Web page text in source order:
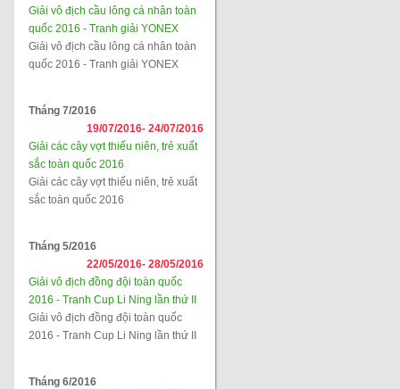
Giải vô địch cầu lông cá nhân toàn
quốc 2016 - Tranh giải YONEX
Giải vô địch cầu lông cá nhân toàn
quốc 2016 - Tranh giải YONEX
Tháng 7/2016
19/07/2016- 24/07/2016
Giải các cây vợt thiếu niên, trẻ xuất
sắc toàn quốc 2016
Giải các cây vợt thiếu niên, trẻ xuất
sắc toàn quốc 2016
Tháng 5/2016
22/05/2016- 28/05/2016
Giải vô địch đồng đội toàn quốc
2016 - Tranh Cup Li Ning lần thứ II
Giải vô địch đồng đội toàn quốc
2016 - Tranh Cup Li Ning lần thứ II
Tháng 6/2016